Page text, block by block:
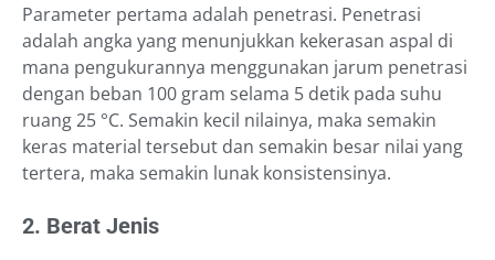
Parameter pertama adalah penetrasi. Penetrasi
adalah angka yang menunjukkan kekerasan aspal di
mana pengukurannya menggunakan jarum penetrasi
dengan beban 100 gram selama 5 detik pada suhu
ruang 25 °C. Semakin kecil nilainya, maka semakin
keras material tersebut dan semakin besar nilai yang
tertera, maka semakin lunak konsistensinya.
2. Berat Jenis